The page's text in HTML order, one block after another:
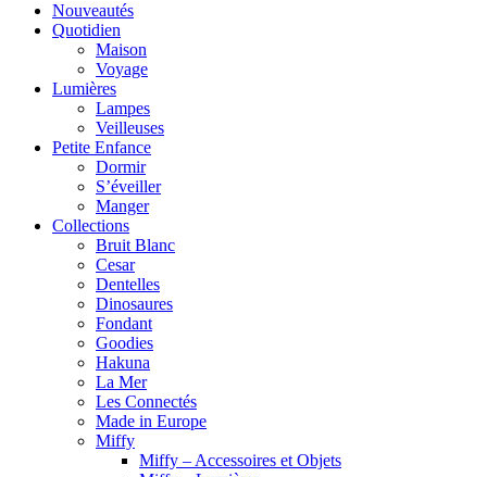
Nouveautés
Quotidien
Maison
Voyage
Lumières
Lampes
Veilleuses
Petite Enfance
Dormir
S’éveiller
Manger
Collections
Bruit Blanc
Cesar
Dentelles
Dinosaures
Fondant
Goodies
Hakuna
La Mer
Les Connectés
Made in Europe
Miffy
Miffy – Accessoires et Objets